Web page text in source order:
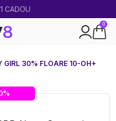
CADOU
0
GIRL 30% FLOARE 10-OH+